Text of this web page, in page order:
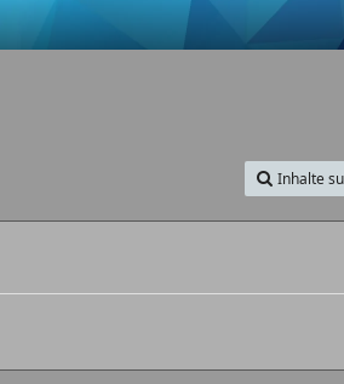
Inhalte